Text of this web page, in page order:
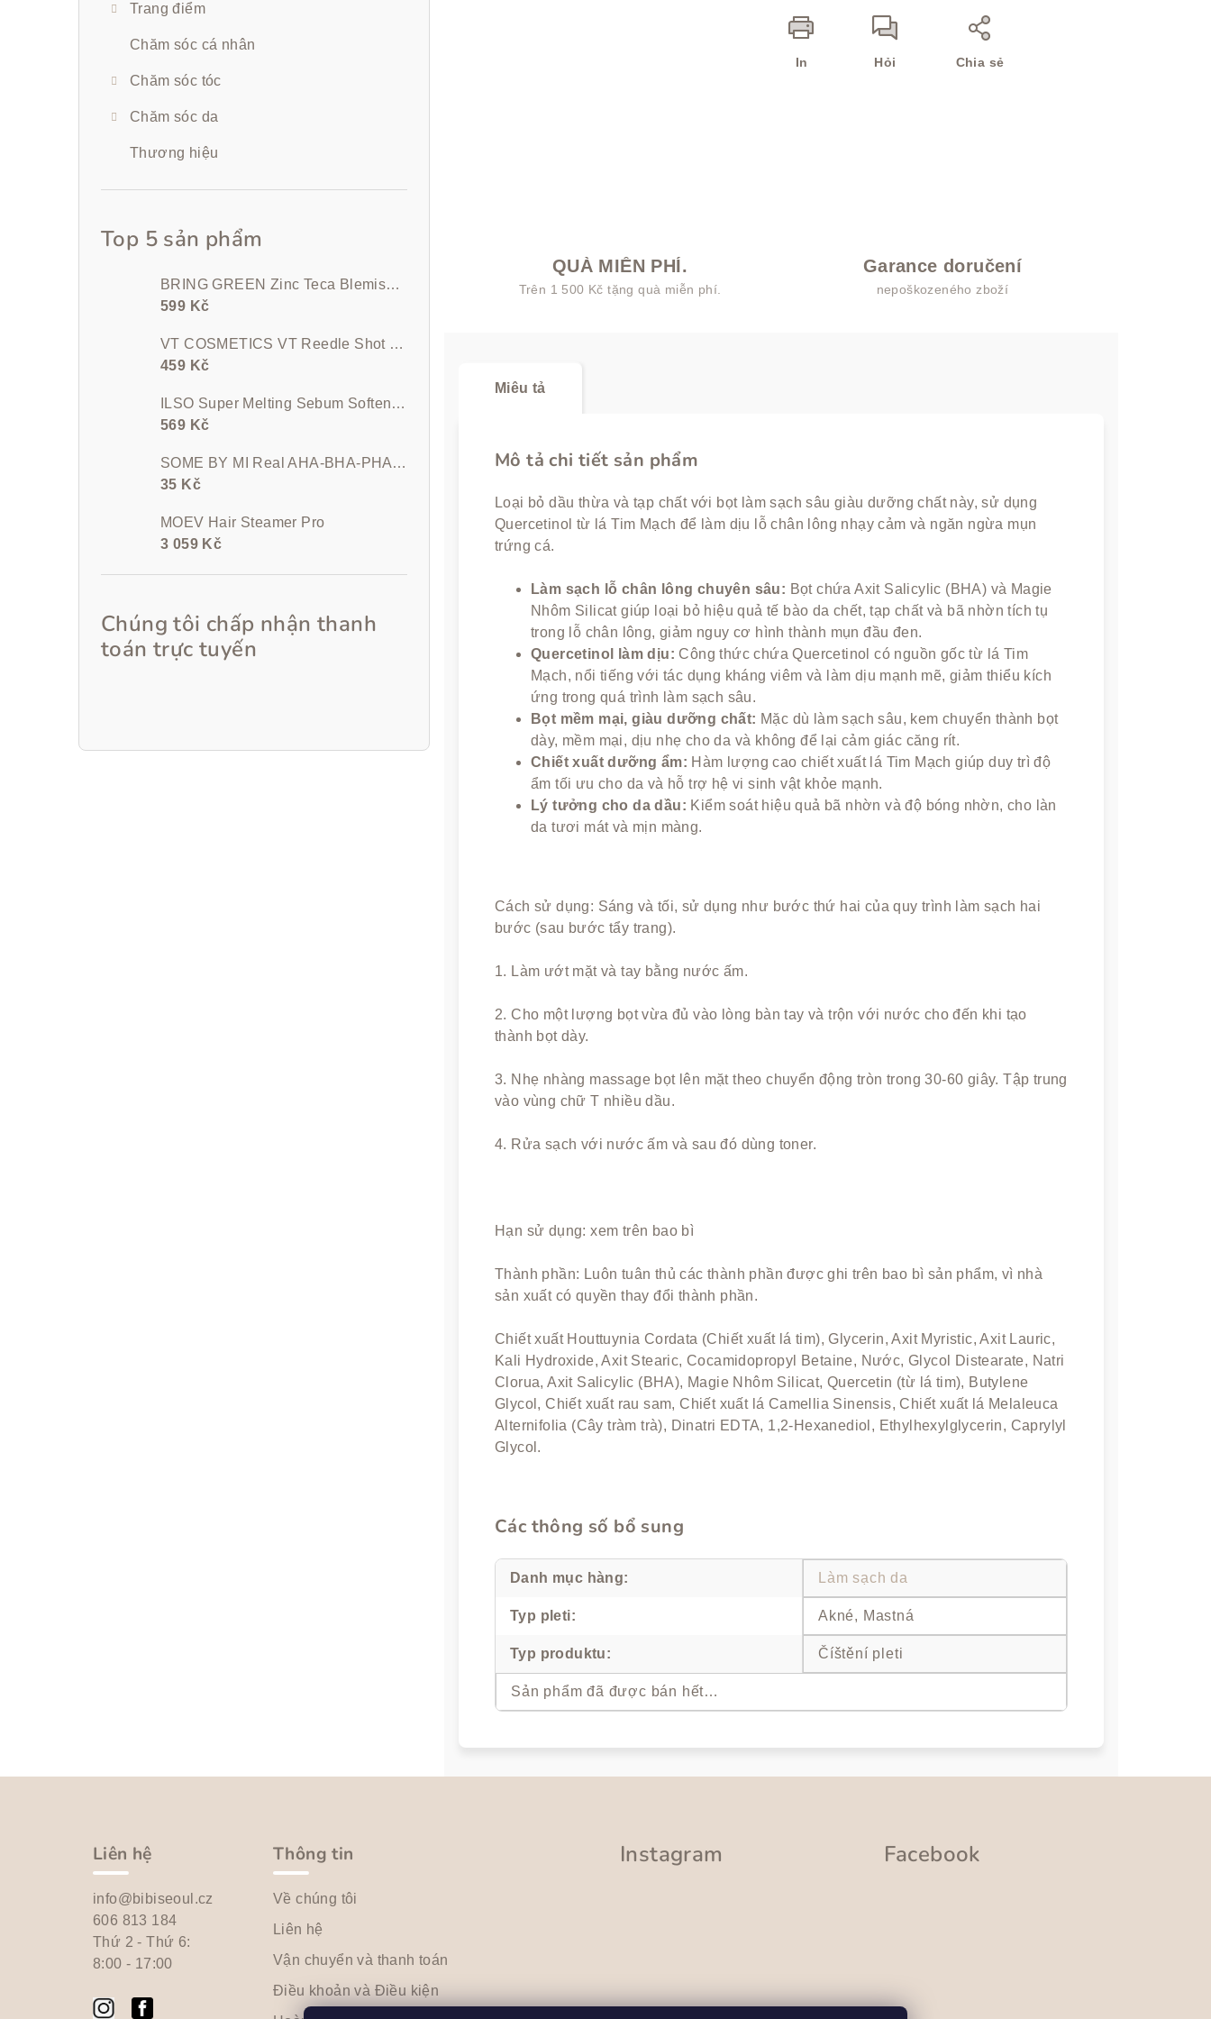
Trang điểm
Chăm sóc cá nhân
Chăm sóc tóc
Chăm sóc da
Thương hiệu
Top 5 sản phẩm
BRING GREEN Zinc Teca Blemish Serum 25 ml
599 Kč
VT COSMETICS VT Reedle Shot 100 50 ml
459 Kč
ILSO Super Melting Sebum Softener (cotton pads) set
569 Kč
SOME BY MI Real AHA-BHA-PHA Calming Care Mask 20g
35 Kč
MOEV Hair Steamer Pro
3 059 Kč
Chúng tôi chấp nhận thanh
toán trực tuyến
In Hỏi Chia sẻ
QUÀ MIỄN PHÍ.
Trên 1 500 Kč tặng quà miễn phí.
Garance doručení
nepoškozeného zboží
Miêu tả
Mô tả chi tiết sản phẩm
Loại bỏ dầu thừa và tạp chất với bọt làm sạch sâu giàu dưỡng chất này, sử dụng
Quercetinol từ lá Tim Mạch để làm dịu lỗ chân lông nhạy cảm và ngăn ngừa mụn
trứng cá.
Làm sạch lỗ chân lông chuyên sâu: Bọt chứa Axit Salicylic (BHA) và Magie
Nhôm Silicat giúp loại bỏ hiệu quả tế bào da chết, tạp chất và bã nhờn tích tụ
trong lỗ chân lông, giảm nguy cơ hình thành mụn đầu đen.
Quercetinol làm dịu: Công thức chứa Quercetinol có nguồn gốc từ lá Tim
Mạch, nổi tiếng với tác dụng kháng viêm và làm dịu mạnh mẽ, giảm thiểu kích
ứng trong quá trình làm sạch sâu.
Bọt mềm mại, giàu dưỡng chất: Mặc dù làm sạch sâu, kem chuyển thành bọt
dày, mềm mại, dịu nhẹ cho da và không để lại cảm giác căng rít.
Chiết xuất dưỡng ẩm: Hàm lượng cao chiết xuất lá Tim Mạch giúp duy trì độ
ẩm tối ưu cho da và hỗ trợ hệ vi sinh vật khỏe mạnh.
Lý tưởng cho da dầu: Kiểm soát hiệu quả bã nhờn và độ bóng nhờn, cho làn
da tươi mát và mịn màng.
Cách sử dụng: Sáng và tối, sử dụng như bước thứ hai của quy trình làm sạch hai
bước (sau bước tẩy trang).
1. Làm ướt mặt và tay bằng nước ấm.
2. Cho một lượng bọt vừa đủ vào lòng bàn tay và trộn với nước cho đến khi tạo
thành bọt dày.
3. Nhẹ nhàng massage bọt lên mặt theo chuyển động tròn trong 30-60 giây. Tập trung
vào vùng chữ T nhiều dầu.
4. Rửa sạch với nước ấm và sau đó dùng toner.
Hạn sử dụng: xem trên bao bì
Thành phần: Luôn tuân thủ các thành phần được ghi trên bao bì sản phẩm, vì nhà
sản xuất có quyền thay đổi thành phần.
Chiết xuất Houttuynia Cordata (Chiết xuất lá tim), Glycerin, Axit Myristic, Axit Lauric,
Kali Hydroxide, Axit Stearic, Cocamidopropyl Betaine, Nước, Glycol Distearate, Natri
Clorua, Axit Salicylic (BHA), Magie Nhôm Silicat, Quercetin (từ lá tim), Butylene
Glycol, Chiết xuất rau sam, Chiết xuất lá Camellia Sinensis, Chiết xuất lá Melaleuca
Alternifolia (Cây tràm trà), Dinatri EDTA, 1,2-Hexanediol, Ethylhexylglycerin, Caprylyl
Glycol.
Các thông số bổ sung
Danh mục hàng: Làm sạch da
Typ pleti: Akné, Mastná
Typ produktu: Číštění pleti
Sản phẩm đã được bán hết…
Liên hệ
info@bibiseoul.cz
606 813 184
Thứ 2 - Thứ 6:
8:00 - 17:00
Thông tin
Về chúng tôi
Liên hệ
Vận chuyển và thanh toán
Điều khoản và Điều kiện
Instagram Facebook